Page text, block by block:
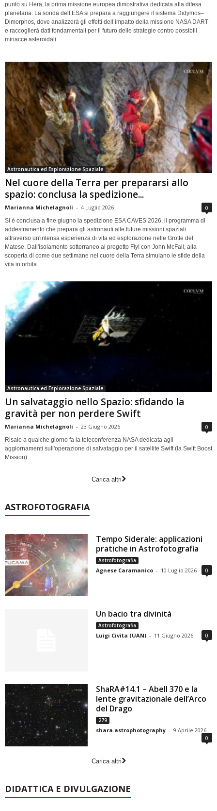
punto su Hera, la prima missione europea dimostrativa dedicata alla difesa
planetaria. La sonda dell’ESA si prepara a raggiungere il sistema Didymos–
Dimorphos, dove analizzerà gli effetti dell’impatto della missione NASA DART
e raccoglierà dati fondamentali per il futuro delle strategie contro possibili
minacce asteroidali
Astronautica ed Esplorazione Spaziale
Nel cuore della Terra per prepararsi allo
spazio: conclusa la spedizione...
Marianna Michelagnoli - 4 Luglio 2026 0
Si è conclusa a fine giugno la spedizione ESA CAVES 2026, il programma di
addestramento che prepara gli astronauti alle future missioni spaziali
attraverso un'intensa esperienza di vita ed esplorazione nelle Grotte del
Matese. Dall'isolamento sotterraneo al progetto Fly! con John McFall, alla
scoperta di come due settimane nel cuore della Terra simulano le sfide della
vita in orbita
Astronautica ed Esplorazione Spaziale
Un salvataggio nello Spazio: sfidando la
gravità per non perdere Swift
Marianna Michelagnoli - 23 Giugno 2026 0
Risale a qualche giorno fa la teleconferenza NASA dedicata agli
aggiornamenti sull'operazione di salvataggio per il satellite Swift (la Swift Boost
Mission)
Carica altri
ASTROFOTOGRAFIA
Tempo Siderale: applicazioni
pratiche in Astrofotografia
Astrofotografia
Agnese Caramanico - 10 Luglio 2026 0
Un bacio tra divinità
Astrofotografia
Luigi Civita (UAN) - 11 Giugno 2026 0
ShaRA#14.1 – Abell 370 e la
lente gravitazionale dell’Arco
del Drago
279
shara.astrophotography - 9 Aprile 2026
0
Carica altri
DIDATTICA E DIVULGAZIONE